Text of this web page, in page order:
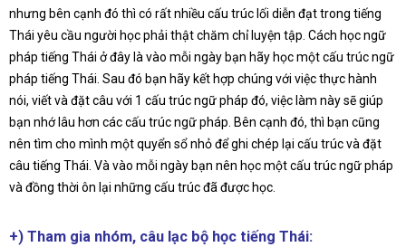
nhưng bên cạnh đó thì có rất nhiều cấu trúc lối diễn đạt trong tiếng
Thái yêu cầu người học phải thật chăm chỉ luyện tập. Cách học ngữ
pháp tiếng Thái ở đây là vào mỗi ngày bạn hãy học một cấu trúc ngữ
pháp tiếng Thái. Sau đó bạn hãy kết hợp chúng với việc thực hành
nói, viết và đặt câu với 1 cấu trúc ngữ pháp đó, việc làm này sẽ giúp
bạn nhớ lâu hơn các cấu trúc ngữ pháp. Bên cạnh đó, thì bạn cũng
nên tìm cho mình một quyển sổ nhỏ để ghi chép lại cấu trúc và đặt
câu tiếng Thái. Và vào mỗi ngày bạn nên học một cấu trúc ngữ pháp
và đồng thời ôn lại những cấu trúc đã được học.
+) Tham gia nhóm, câu lạc bộ học tiếng Thái: